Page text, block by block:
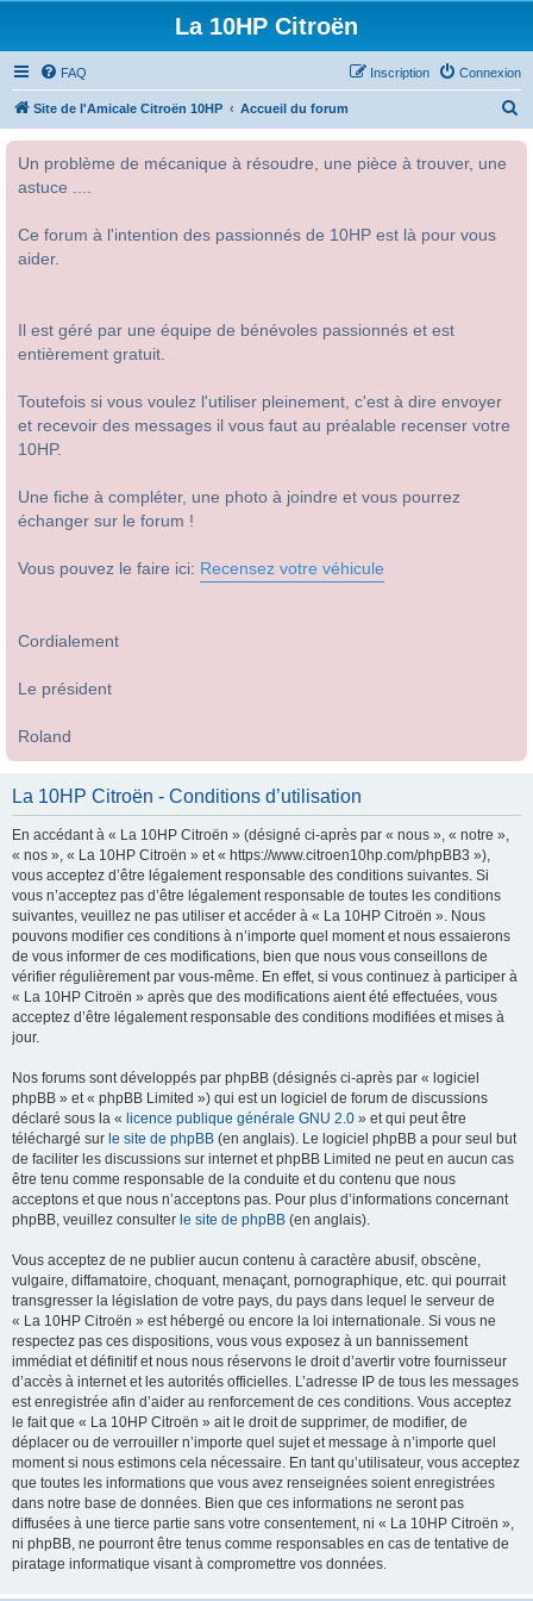
La 10HP Citroën
FAQ Connexion
Inscription
Site de l'Amicale Citroën 10HP Accueil du forum
Un problème de mécanique à résoudre, une pièce à trouver, une
astuce ....
Ce forum à l'intention des passionnés de 10HP est là pour vous
aider.
Il est géré par une équipe de bénévoles passionnés et est
entièrement gratuit.
Toutefois si vous voulez l'utiliser pleinement, c'est à dire envoyer
et recevoir des messages il vous faut au préalable recenser votre
10HP.
Une fiche à compléter, une photo à joindre et vous pourrez
échanger sur le forum !
Vous pouvez le faire ici: Recensez votre véhicule
Cordialement
Le président
Roland
La 10HP Citroën - Conditions d’utilisation
En accédant à « La 10HP Citroën » (désigné ci-après par « nous », « notre »,
« nos », « La 10HP Citroën » et « https://www.citroen10hp.com/phpBB3 »),
vous acceptez d’être légalement responsable des conditions suivantes. Si
vous n’acceptez pas d’être légalement responsable de toutes les conditions
suivantes, veuillez ne pas utiliser et accéder à « La 10HP Citroën ». Nous
pouvons modifier ces conditions à n’importe quel moment et nous essaierons
de vous informer de ces modifications, bien que nous vous conseillons de
vérifier régulièrement par vous-même. En effet, si vous continuez à participer à
« La 10HP Citroën » après que des modifications aient été effectuées, vous
acceptez d’être légalement responsable des conditions modifiées et mises à
jour.
Nos forums sont développés par phpBB (désignés ci-après par « logiciel
phpBB » et « phpBB Limited ») qui est un logiciel de forum de discussions
déclaré sous la « licence publique générale GNU 2.0 » et qui peut être
téléchargé sur le site de phpBB (en anglais). Le logiciel phpBB a pour seul but
de faciliter les discussions sur internet et phpBB Limited ne peut en aucun cas
être tenu comme responsable de la conduite et du contenu que nous
acceptons et que nous n’acceptons pas. Pour plus d’informations concernant
phpBB, veuillez consulter le site de phpBB (en anglais).
Vous acceptez de ne publier aucun contenu à caractère abusif, obscène,
vulgaire, diffamatoire, choquant, menaçant, pornographique, etc. qui pourrait
transgresser la législation de votre pays, du pays dans lequel le serveur de
« La 10HP Citroën » est hébergé ou encore la loi internationale. Si vous ne
respectez pas ces dispositions, vous vous exposez à un bannissement
immédiat et définitif et nous nous réservons le droit d’avertir votre fournisseur
d’accès à internet et les autorités officielles. L’adresse IP de tous les messages
est enregistrée afin d’aider au renforcement de ces conditions. Vous acceptez
le fait que « La 10HP Citroën » ait le droit de supprimer, de modifier, de
déplacer ou de verrouiller n’importe quel sujet et message à n’importe quel
moment si nous estimons cela nécessaire. En tant qu’utilisateur, vous acceptez
que toutes les informations que vous avez renseignées soient enregistrées
dans notre base de données. Bien que ces informations ne seront pas
diffusées à une tierce partie sans votre consentement, ni « La 10HP Citroën »,
ni phpBB, ne pourront être tenus comme responsables en cas de tentative de
piratage informatique visant à compromettre vos données.